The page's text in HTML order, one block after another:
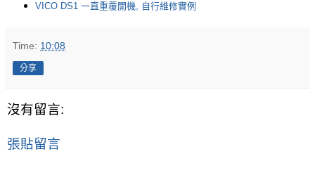
VICO DS1 一直重覆開機, 自行維修實例
Time: 10:08
分享
沒有留言:
張貼留言